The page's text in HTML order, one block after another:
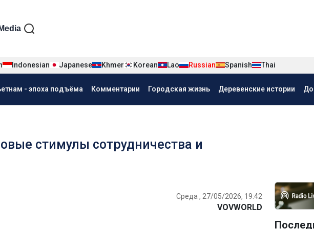
tiếng Nga
Media
Indonesian Japanese Khmer Korean Lao Russian Spanish Thai
- эпоха подъёма Комментарии Городская жизнь Деревенские истории
стимулы сотрудничества и
Среда , 27/05/2026, 19:42
VOVWORLD